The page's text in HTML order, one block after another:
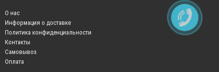
О нас
Информация о доставке
Политика конфиденциальности
Контакты
Самовывоз
Оплата